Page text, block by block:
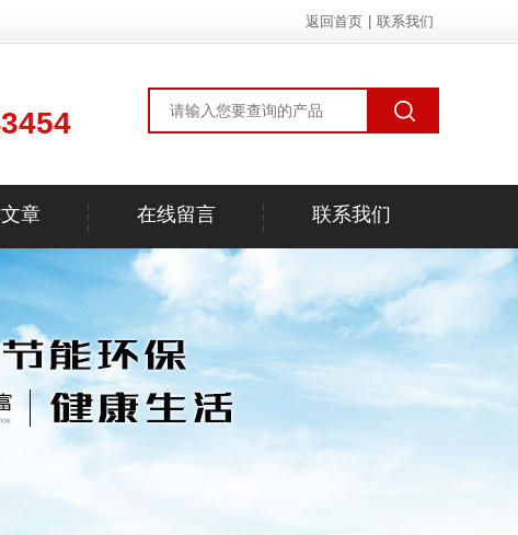
返回首页 联系我们
章 在线留言 联系我们